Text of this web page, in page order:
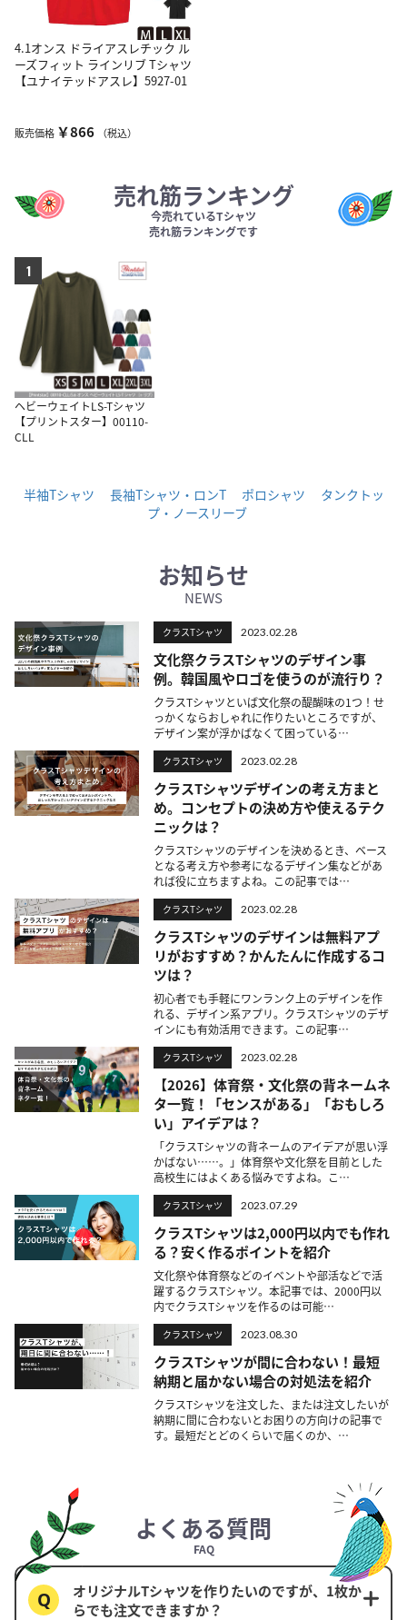
4.1オンス ドライアスレチック ル
ーズフィット ラインリブ Tシャツ
【ユナイテッドアスレ】5927-01
販売価格 ￥866 （税込）
売れ筋ランキング
今売れているTシャツ
売れ筋ランキングです
1
ヘビーウェイトLS-Tシャツ
【プリントスター】00110-
CLL
半袖Tシャツ 長袖Tシャツ・ロンT ポロシャツ
タンクトッ
プ・ノースリーブ
お知らせ
NEWS
クラスTシャツ 2023.02.28
文化祭クラスTシャツのデザイン事
例。韓国風やロゴを使うのが流行り？
クラスTシャツといば文化祭の醍醐味の1つ！せ
っかくならおしゃれに作りたいところですが、
デザイン案が浮かばなくて困っている…
クラスTシャツ 2023.02.28
クラスTシャツデザインの考え方まと
め。コンセプトの決め方や使えるテク
ニックは？
クラスTシャツのデザインを決めるとき、ベース
となる考え方や参考になるデザイン集などがあ
れば役に立ちますよね。この記事では…
クラスTシャツ 2023.02.28
クラスTシャツのデザインは無料アプ
リがおすすめ？かんたんに作成するコ
ツは？
初心者でも手軽にワンランク上のデザインを作
れる、デザイン系アプリ。クラスTシャツのデザ
インにも有効活用できます。この記事…
クラスTシャツ 2023.02.28
【2026】体育祭・文化祭の背ネームネ
タ一覧！「センスがある」「おもしろ
い」アイデアは？
「クラスTシャツの背ネームのアイデアが思い浮
かばない……。」体育祭や文化祭を目前とした
高校生にはよくある悩みですよね。こ…
クラスTシャツ 2023.07.29
クラスTシャツは2,000円以内でも作れ
る？安く作るポイントを紹介
文化祭や体育祭などのイベントや部活などで活
躍するクラスTシャツ。本記事では、2000円以
内でクラスTシャツを作るのは可能…
クラスTシャツ 2023.08.30
クラスTシャツが間に合わない！最短
納期と届かない場合の対処法を紹介
クラスTシャツを注文した、または注文したいが
納期に間に合わないとお困りの方向けの記事で
す。最短だとどのくらいで届くのか、…
よくある質問
FAQ
オリジナルTシャツを作りたいのですが、1枚か
らでも注文できますか？